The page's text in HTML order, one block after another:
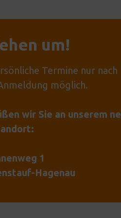
um!
Termine nur nach
möglich.
wir Sie an unserem
1
Hagenau